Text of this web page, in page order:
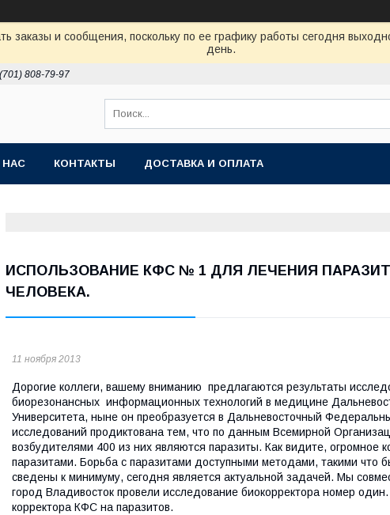
заказы и сообщения, поскольку по ее графику работы сегодня
день.
808-79-97
НАС КОНТАКТЫ ДОСТАВКА И ОПЛАТА
ИСПОЛЬЗОВАНИЕ КФС № 1 ДЛЯ ЛЕЧЕНИЯ
ЧЕЛОВЕКА.
11 ноября 2013
Дорогие коллеги, вашему вниманию предлагаются результаты
биорезонансных информационных технологий в медицине
Университета, ныне он преобразуется в Дальневосточный
исследований продиктована тем, что по данным Всемирной
возбудителями 400 из них являются паразиты. Как видите, огромное
паразитами. Борьба с паразитами доступными методами, такими что
сведены к минимуму, сегодня является актуальной задачей. Мы
город Владивосток провели исследование биокорректора номер
корректора КФС на паразитов.